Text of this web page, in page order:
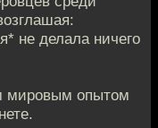
не делала ничего
мировым опытом